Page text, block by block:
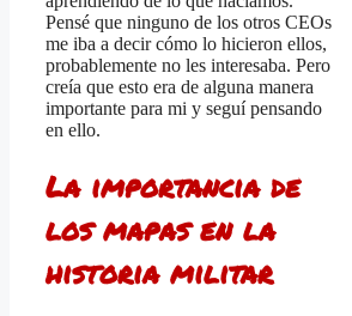
Pensé que ninguno de los otros CEOs
me iba a decir cómo lo hicieron ellos,
probablemente no les interesaba. Pero
creía que esto era de alguna manera
importante para mi y seguí pensando
en ello.
La importancia de
los mapas en la
historia militar